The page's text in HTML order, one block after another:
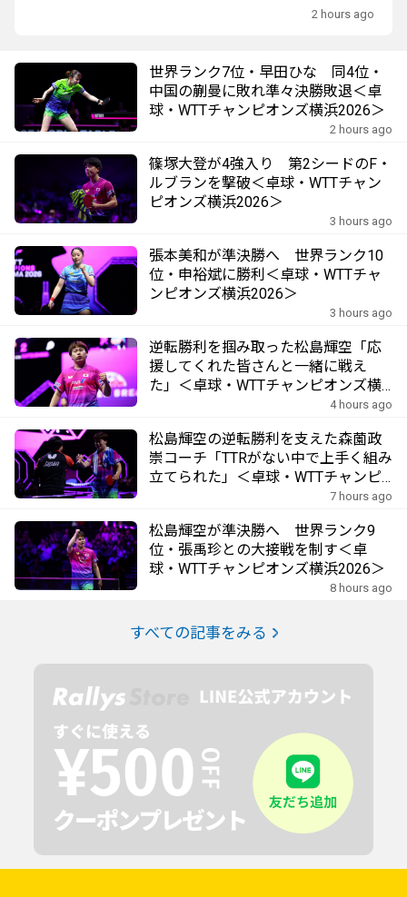
2 hours ago
世界ランク7位・早田ひな 同4位・
中国の蒯曼に敗れ準々決勝敗退＜卓
球・WTTチャンピオンズ横浜2026＞
2 hours ago
篠塚大登が4強入り 第2シードのF・
ルブランを撃破＜卓球・WTTチャン
ピオンズ横浜2026＞
3 hours ago
張本美和が準決勝へ 世界ランク10
位・申裕斌に勝利＜卓球・WTTチャ
ンピオンズ横浜2026＞
3 hours ago
逆転勝利を掴み取った松島輝空「応
援してくれた皆さんと一緒に戦え
た」＜卓球・WTTチャンピオンズ横
4 hours ago
松島輝空の逆転勝利を支えた森薗政
崇コーチ「TTRがない中で上手く組み
立てられた」＜卓球・WTTチャンピ
7 hours ago
松島輝空が準決勝へ 世界ランク9
位・張禹珍との大接戦を制す＜卓
球・WTTチャンピオンズ横浜2026＞
8 hours ago
すべての記事をみる